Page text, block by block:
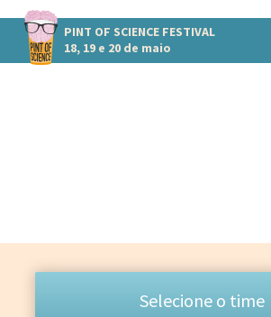
PINT OF SCIENCE FESTIVAL
18, 19 e 20 de maio
Selecione o time